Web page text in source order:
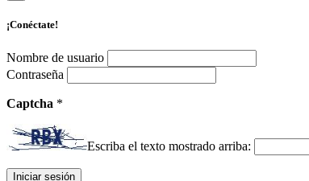
¡Conéctate!
Nombre de usuario
Contraseña
Captcha *
Escriba el texto mostrado arriba: